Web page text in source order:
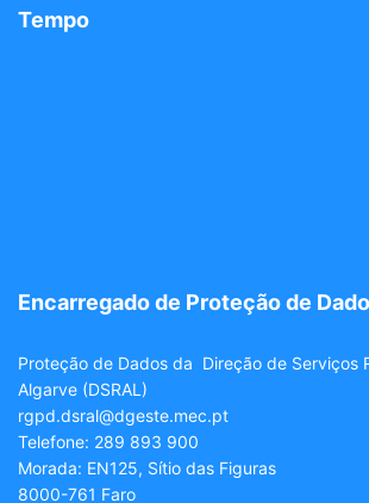
Tempo
Encarregado de Proteção de
Proteção de Dados da Direção de Serviços
Algarve (DSRAL)
rgpd.dsral@dgeste.mec.pt
Telefone: 289 893 900
Morada: EN125, Sítio das Figuras
8000-761 Faro